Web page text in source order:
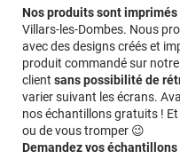
Nos produits sont
Villars-les-Dombes. Nous
avec des designs créés et
produit commandé sur
client sans possibilité de
varier suivant les écrans.
nos échantillons gratuits !
ou de vous tromper 😉
Demandez vos
*****
Il y a 2260
Film effet miroir acheté
plein Sud afin d'éviter un
luminosité minime.
*****
Il y a 2282
Facile à poser il suffit de
*****
Il y a 2295